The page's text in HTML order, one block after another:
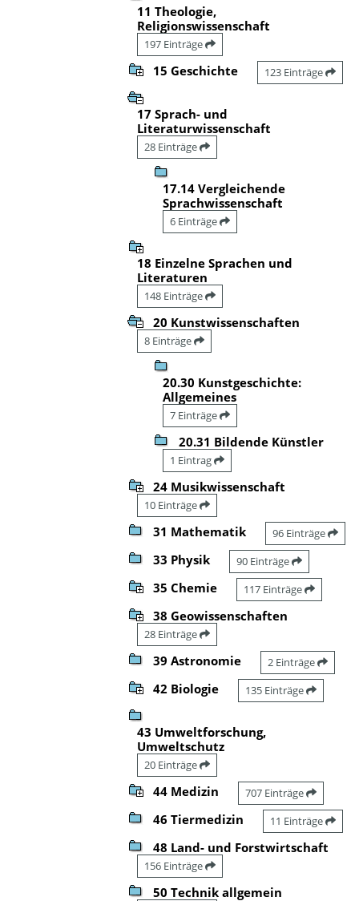
11 Theologie,
Religionswissenschaft
197 Einträge
15 Geschichte 123 Einträge
17 Sprach- und
Literaturwissenschaft
28 Einträge
17.14 Vergleichende
Sprachwissenschaft
6 Einträge
18 Einzelne Sprachen und
Literaturen
148 Einträge
20 Kunstwissenschaften
8 Einträge
20.30 Kunstgeschichte:
Allgemeines
7 Einträge
20.31 Bildende Künstler
1 Eintrag
24 Musikwissenschaft
10 Einträge
31 Mathematik 96 Einträge
33 Physik 90 Einträge
35 Chemie 117 Einträge
38 Geowissenschaften
28 Einträge
39 Astronomie 2 Einträge
42 Biologie 135 Einträge
43 Umweltforschung,
Umweltschutz
20 Einträge
44 Medizin 707 Einträge
46 Tiermedizin 11 Einträge
48 Land- und Forstwirtschaft
156 Einträge
50 Technik allgemein